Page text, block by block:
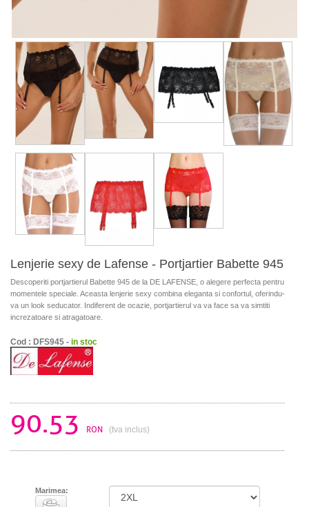
Lenjerie sexy de Lafense - Portjartier Babette 945
Descoperiti portjartierul Babette 945 de la DE LAFENSE, o alegere perfecta pentru
momentele speciale. Aceasta lenjerie sexy combina eleganta si confortul, oferindu-
va un look seducator. Indiferent de ocazie, portjartierul va va face sa va simtiti
increzatoare si atragatoare.
Cod : DFS945 - in stoc
90.53 RON (tva inclus)
Marimea: